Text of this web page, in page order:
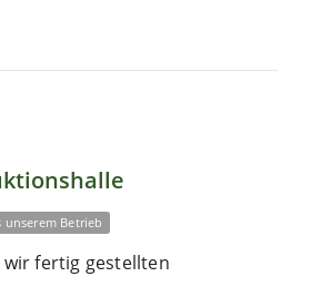
unserem Betrieb
fertig gestellten